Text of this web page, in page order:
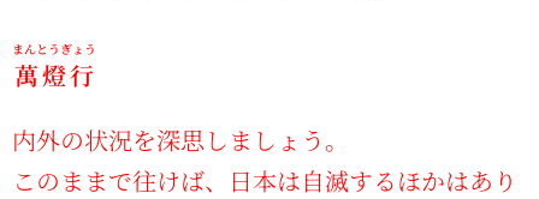
萬燈行
まんとうぎょう
内外の状況を深思しましょう。
このままで往けば、日本は自滅するほかはあり